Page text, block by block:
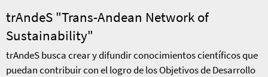
trAndeS "Trans-Andean Network of
Sustainability"
trAndeS busca crear y difundir conocimientos científicos que
puedan contribuir con el logro de los Objetivos de Desarrollo